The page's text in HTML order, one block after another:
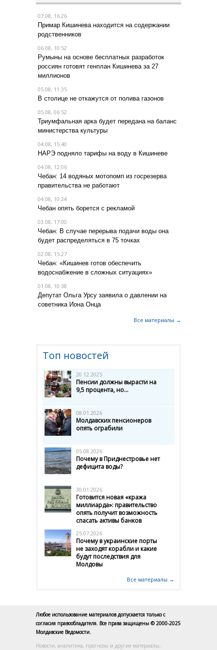
07.08, 16:26
Примар Кишинева находится на содержании
родственников
06.08, 10:52
Румыны на основе бесплатных разработок
россиян готовят генплан Кишинева за 27
миллионов
05.08, 11:35
В столице не откажутся от полива газонов
05.08, 06:52
Триумфальная арка будет передана на баланс
министерства культуры
04.08, 15:40
НАРЭ подняло тарифы на воду в Кишиневе
04.08, 12:06
Чебан: 14 водяных мотопомп из госрезерва
правительства не работают
04.08, 10:24
Чебан опять борется с рекламой
03.08, 17:00
Чебан: В случае перерыва подачи воды она
будет распределяться в 75 точках
02.08, 15:27
Чебан: «Кишинев готов обеспечить
водоснабжение в сложных ситуациях»
01.08, 10:38
Депутат Ольга Урсу заявила о давлении на
советника Иона Онца
Все материалы →
Топ новостей
20.12.2025
Пенсии должны вырасти на
9,5 процента, но...
08.01.2026
Молдавских пенсионеров
опять ограбили
05.08.2026
Почему в Приднестровье нет
дефицита воды?
30.01.2026
Готовится новая «кража
миллиарда»: правительство
опять получит возможность
спасать активы банков
25.07.2026
Почему в украинские порты
не заходят корабли и какие
будут последствия для
Молдовы
Все материалы →
Любое использование материалов допускается только с
согласия правообладателя. Все права защищены © 2000-2025
Молдавские Ведомости.
Новости, аналитика, прогнозы и другие материалы,